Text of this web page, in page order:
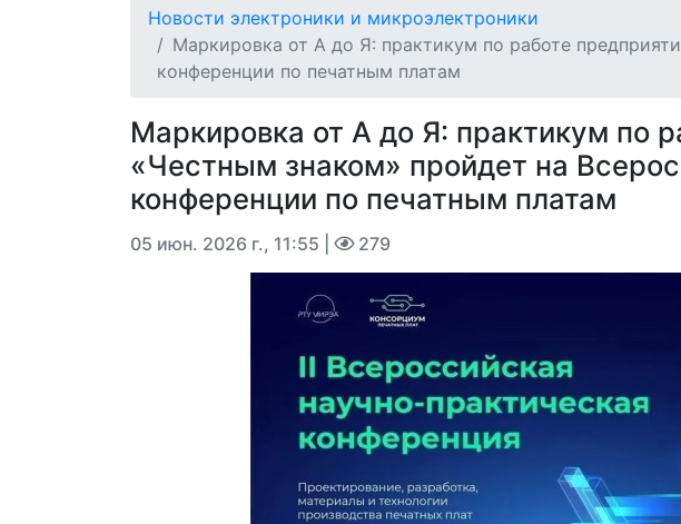
Новости электроники и микроэлектроники
Маркировка от А до Я: практикум по работе
конференции по печатным платам
Маркировка от А до Я: практикум по
«Честным знаком» пройдет на
конференции по печатным платам
05 июн. 2026 г., 11:55 279